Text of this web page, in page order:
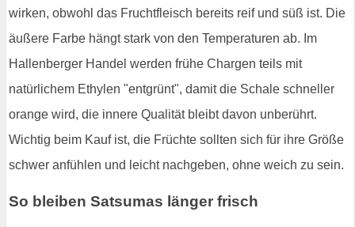
wirken, obwohl das Fruchtfleisch bereits reif und süß ist. Die
äußere Farbe hängt stark von den Temperaturen ab. Im
Hallenberger Handel werden frühe Chargen teils mit
natürlichem Ethylen "entgrünt", damit die Schale schneller
orange wird, die innere Qualität bleibt davon unberührt.
Wichtig beim Kauf ist, die Früchte sollten sich für ihre Größe
schwer anfühlen und leicht nachgeben, ohne weich zu sein.
So bleiben Satsumas länger frisch